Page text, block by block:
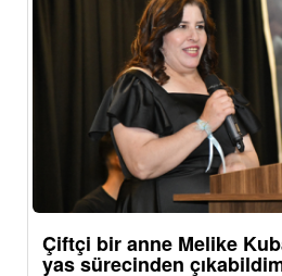
Çiftçi bir anne Melike
yas sürecinden